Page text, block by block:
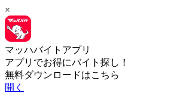
×
マッハバイトアプリ
アプリでお得にバイト探し！
無料ダウンロードはこちら
開く